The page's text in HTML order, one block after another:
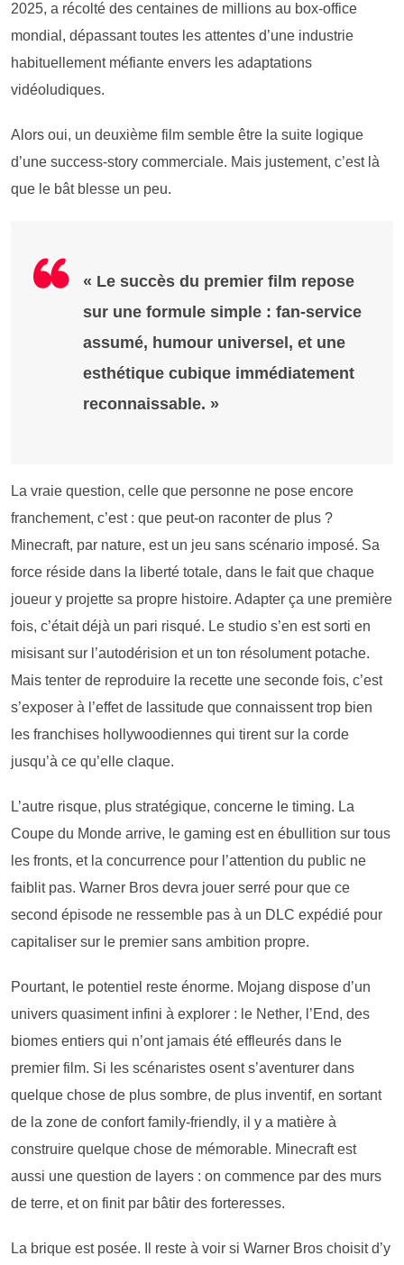
2025, a récolté des centaines de millions au box-office
mondial, dépassant toutes les attentes d’une industrie
habituellement méfiante envers les adaptations
vidéoludiques.
Alors oui, un deuxième film semble être la suite logique
d’une success-story commerciale. Mais justement, c’est là
que le bât blesse un peu.
« Le succès du premier film repose
sur une formule simple : fan-service
assumé, humour universel, et une
esthétique cubique immédiatement
reconnaissable. »
La vraie question, celle que personne ne pose encore
franchement, c’est : que peut-on raconter de plus ?
Minecraft, par nature, est un jeu sans scénario imposé. Sa
force réside dans la liberté totale, dans le fait que chaque
joueur y projette sa propre histoire. Adapter ça une première
fois, c’était déjà un pari risqué. Le studio s’en est sorti en
misisant sur l’autodérision et un ton résolument potache.
Mais tenter de reproduire la recette une seconde fois, c’est
s’exposer à l’effet de lassitude que connaissent trop bien
les franchises hollywoodiennes qui tirent sur la corde
jusqu’à ce qu’elle claque.
L’autre risque, plus stratégique, concerne le timing. La
Coupe du Monde arrive, le gaming est en ébullition sur tous
les fronts, et la concurrence pour l’attention du public ne
faiblit pas. Warner Bros devra jouer serré pour que ce
second épisode ne ressemble pas à un DLC expédié pour
capitaliser sur le premier sans ambition propre.
Pourtant, le potentiel reste énorme. Mojang dispose d’un
univers quasiment infini à explorer : le Nether, l’End, des
biomes entiers qui n’ont jamais été effleurés dans le
premier film. Si les scénaristes osent s’aventurer dans
quelque chose de plus sombre, de plus inventif, en sortant
de la zone de confort family-friendly, il y a matière à
construire quelque chose de mémorable. Minecraft est
aussi une question de layers : on commence par des murs
de terre, et on finit par bâtir des forteresses.
La brique est posée. Il reste à voir si Warner Bros choisit d’y